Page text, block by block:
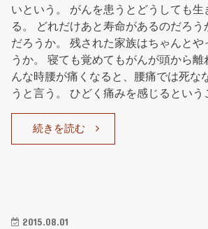
いという。 がんを患うとどうしても生
る。 どれだけあと寿命があるのだろ
だろうか。 残された家族はちゃんとや
うか。 寝ても覚めてもがんが頭から
んな時腰が痛くなると、腰痛では死な
うと言う。 ひどく痛みを感じるとい
続きを読む
2015.08.01